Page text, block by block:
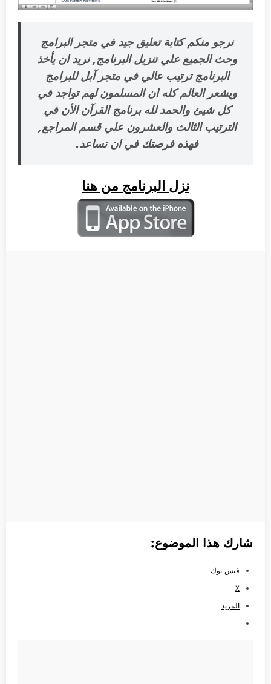
نرجو منكم كتابة تعليق جيد في متجر البرامج
وحث الجميع علي تنزيل البرنامج, نريد ان يأخذ
البرنامج ترتيب عالي في متجر آبل للبرامج
ويشعر العالم كله ان المسلمون لهم تواجد في
كل شيئ والحمد لله برنامج القرآن الأن في
الترتيب الثالث والعشرون علي قسم المراجع,
فهذه فرصتك في ان تساعد.
نزل البرنامج من هنا
شارك هذا الموضوع:
فيس بوك
X
المزيد